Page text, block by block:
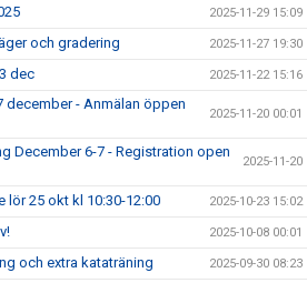
2025-11-29 15:09
och gradering 2025-11-27 19:30
dec 2025-11-22 15:16
december - Anmälan öppen
2025-11-20 00:01
December 6-7 - Registration open
2025-11-20
lör 25 okt kl 10:30-12:00 2025-10-23 15:02
2025-10-08 00:01
och extra kataträning 2025-09-30 08:23